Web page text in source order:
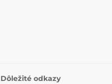
Dôležité odkazy